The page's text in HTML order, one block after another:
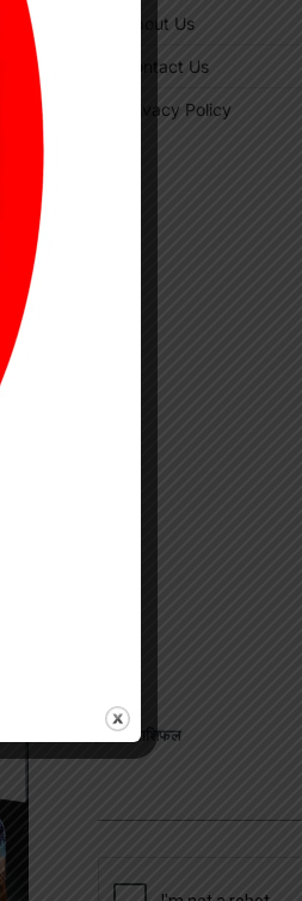
About Us
Contact Us
Privacy Policy
जानिए अपना राशिफल